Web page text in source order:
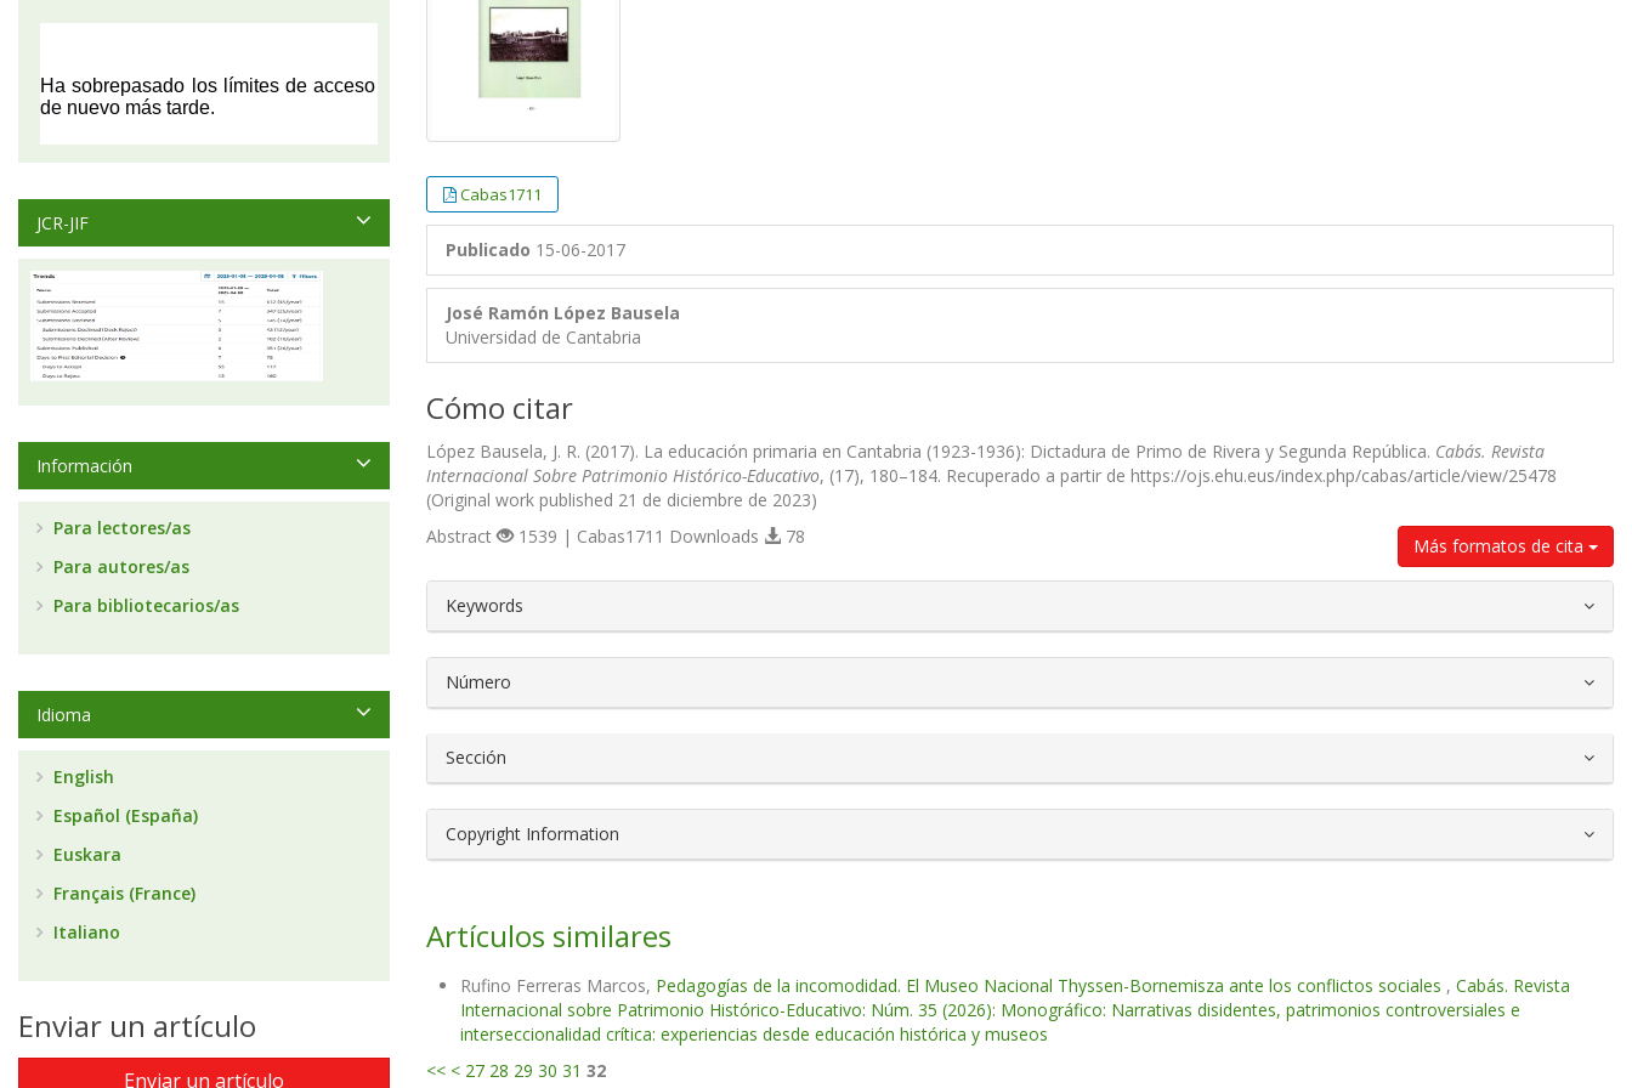
Cabas1711
Publicado 15-06-2017
José Ramón López Bausela
Universidad de Cantabria
Cómo citar
López Bausela, J. R. (2017). La educación primaria en Cantabria (1923-1936): Dictadura de Primo de Rivera y Segunda República. Cabás. Revista
Internacional Sobre Patrimonio Histórico-Educativo, (17), 180–184. Recuperado a partir de https://ojs.ehu.eus/index.php/cabas/article/view/25478
(Original work published 21 de diciembre de 2023)
Más formatos de cita
Abstract 1539 | Cabas1711 Downloads 78
##plugins.themes.bootstrap3.article.details##
Keywords
Número
Sección
Copyright Information
Artículos similares
Rufino Ferreras Marcos, Pedagogías de la incomodidad. El Museo Nacional Thyssen-Bornemisza ante los conflictos sociales , Cabás. Revista
Internacional sobre Patrimonio Histórico-Educativo: Núm. 35 (2026): Monográfico: Narrativas disidentes, patrimonios controversiales e
interseccionalidad crítica: experiencias desde educación histórica y museos
<< < 27 28 29 30 31 32
JCR-JIF
Información
Para lectores/as
Para autores/as
Para bibliotecarios/as
Idioma
English
Español (España)
Euskara
Français (France)
Italiano
Enviar un artículo
Enviar un artículo